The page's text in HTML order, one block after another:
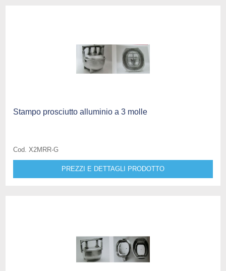
Stampo prosciutto alluminio a 3 molle
Cod. X2MRR-G
PREZZI E DETTAGLI PRODOTTO